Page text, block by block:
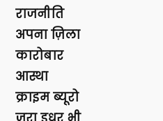
राजनीति
अपना ज़िला
कारोबार
आस्था
क्राइम ब्यूरो